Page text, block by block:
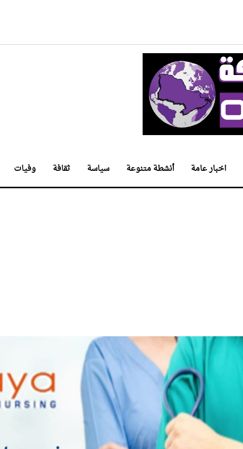
اخبار عامة أنشطة متنوعة سياسة ثقافة وفيات